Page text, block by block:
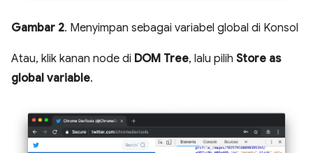
Gambar 2. Menyimpan sebagai variabel global di Konsol
Atau, klik kanan node di DOM Tree, lalu pilih Store as
global variable.